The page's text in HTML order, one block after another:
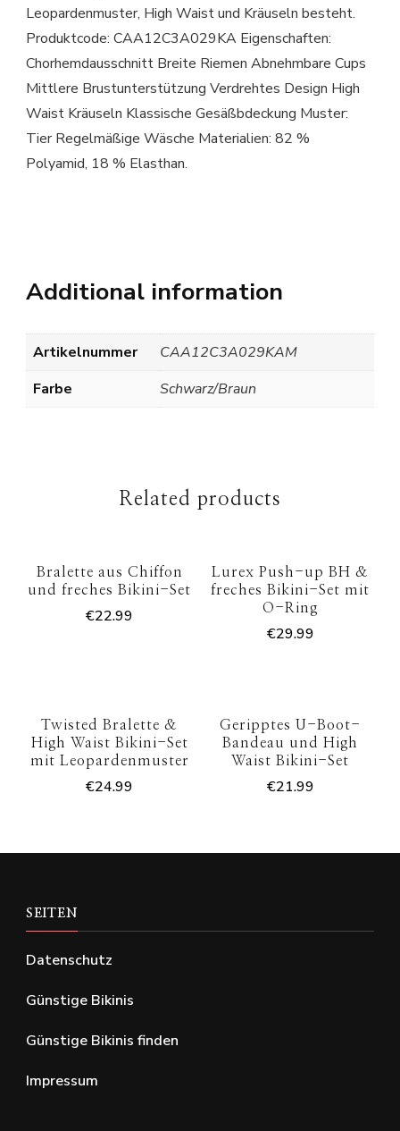
Leopardenmuster, High Waist und Kräuseln besteht.
Produktcode: CAA12C3A029KA Eigenschaften:
Chorhemdausschnitt Breite Riemen Abnehmbare Cups
Mittlere Brustunterstützung Verdrehtes Design High
Waist Kräuseln Klassische Gesäßbdeckung Muster:
Tier Regelmäßige Wäsche Materialien: 82 %
Polyamid, 18 % Elasthan.
Additional information
Artikelnummer
CAA12C3A029KAM
Farbe
Schwarz/Braun
Related products
Bralette aus Chiffon
und freches Bikini-Set
€22.99
Lurex Push-up BH &
freches Bikini-Set mit
O-Ring
€29.99
Twisted Bralette &
High Waist Bikini-Set
mit Leopardenmuster
€24.99
Geripptes U-Boot-
Bandeau und High
Waist Bikini-Set
€21.99
SEITEN
Datenschutz
Günstige Bikinis
Günstige Bikinis finden
Impressum